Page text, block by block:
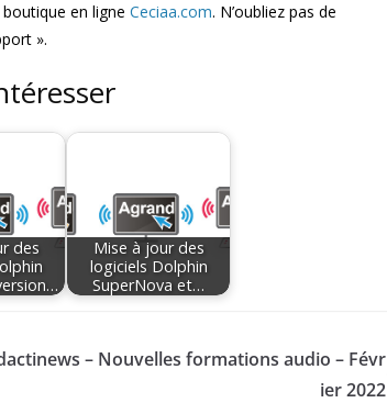
en ligne Ceciaa.com. N’oubliez pas de
».
des
Mise à jour des
logiciels Dolphin
SuperNova et…
– Nouvelles formations audio – Févr
ier 2022